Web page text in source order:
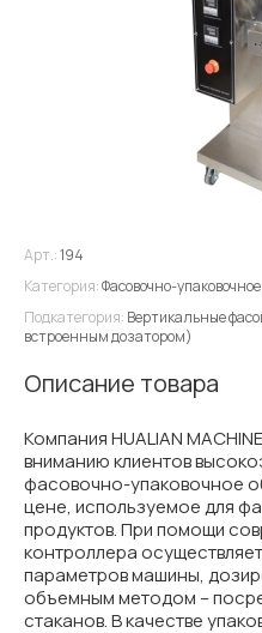
Арт.:194
Категория:Фасовочно-
Подкатегория: Вертикальные
встроенным дозатором)
Описание товара
Компания HUALIAN
вниманию клиентов
фасовочно-упаковочное
цене, используемое для
продуктов. При помощи
контроллера
параметров машины,
объемным методом –
стаканов. В качестве